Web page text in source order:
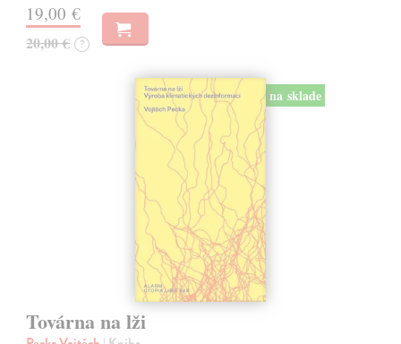
19,00 €
20,00 € ?
na sklade
Továrna na lži